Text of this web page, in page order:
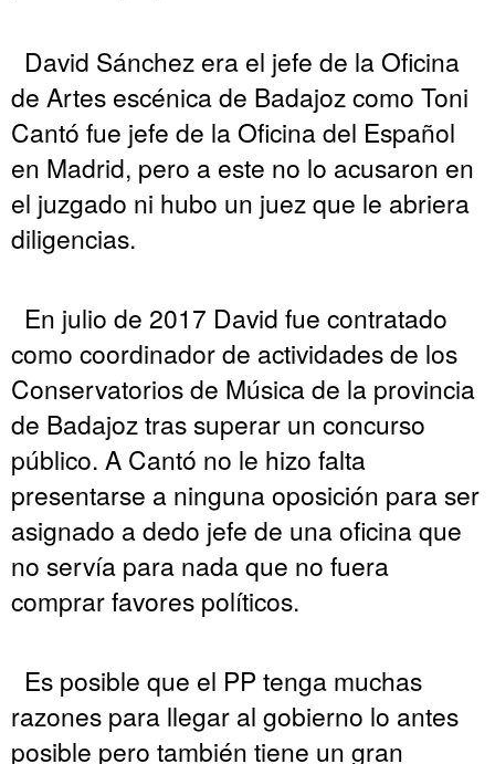
David Sánchez era el jefe de la Oficina
de Artes escénica de Badajoz como Toni
Cantó fue jefe de la Oficina del Español
en Madrid, pero a este no lo acusaron en
el juzgado ni hubo un juez que le abriera
diligencias.
En julio de 2017 David fue contratado
como coordinador de actividades de los
Conservatorios de Música de la provincia
de Badajoz tras superar un concurso
público. A Cantó no le hizo falta
presentarse a ninguna oposición para ser
asignado a dedo jefe de una oficina que
no servía para nada que no fuera
comprar favores políticos.
Es posible que el PP tenga muchas
razones para llegar al gobierno lo antes
posible pero también tiene un gran